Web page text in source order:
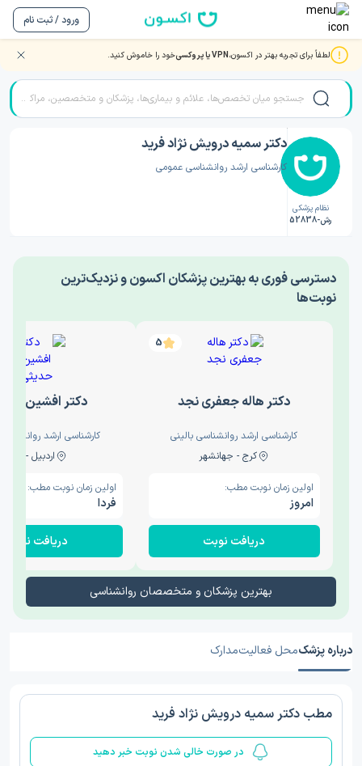
ورود / ثبت نام
لطفاً برای تجربه بهتر در اکسون،VPN یا پروکسی خود را خاموش کنید. صفحه اصلی/دکتر روانشناسی/دکتر سمیه درویش نژاد فرید
نظام پزشکی
رش-52838
دکتر سمیه درویش نژاد فرید
کارشناسی ارشد روانشناسی عمومی
‎دسترسی فوری به بهترین پزشکان اکسون و نزدیک‌ترین
نوبت‌ها
5
دکتر هاله جعفری نجد
کارشناسی ارشد روانشناسی بالینی
کرج - جهانشهر
اولین زمان نوبت مطب:
امروز
دریافت نوبت
دکتر افشین
کارشناسی ارشد
اردبیل - والی
اولین زمان نوبت مطب:
فردا
دریافت نوبت
بهترین پزشکان و متخصصان روانشناسی
درباره پزشکمحل فعالیتمدارک
مطب دکتر سمیه درویش نژاد فرید
در صورت خالی شدن نوبت خبر دهید